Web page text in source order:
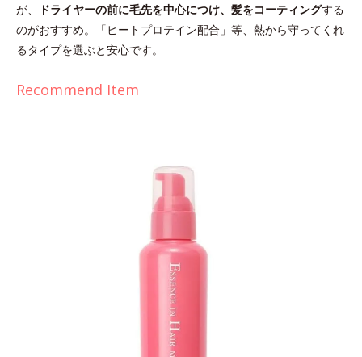
が、
ドライヤーの前に毛先を中心につけ、髪をコーティングする
のがおすすめ。「ヒートプロテイン配合」等、熱から守ってくれ
るタイプを選ぶと安心です。
Recommend Item